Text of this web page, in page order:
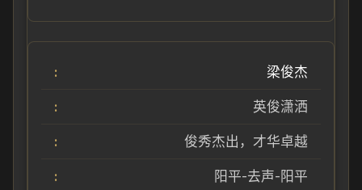
梁俊杰
英俊潇洒
俊秀杰出，才华卓越
阳平-去声-阳平